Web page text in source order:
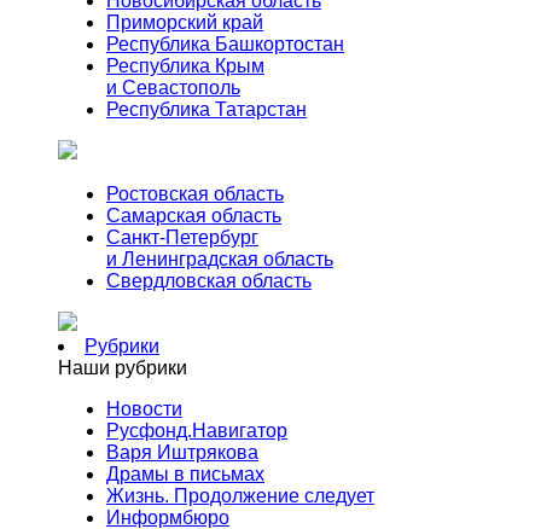
Приморский край
Республика Башкортостан
Республика Крым
и Севастополь
Республика Татарстан
Ростовская область
Самарская область
Санкт-Петербург
и Ленинградская область
Свердловская область
Рубрики
Наши рубрики
Новости
Русфонд.Навигатор
Варя Иштрякова
Драмы в письмах
Жизнь. Продолжение следует
Информбюро